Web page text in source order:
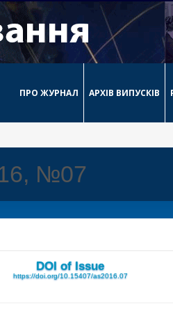
ПРО ЖУРНАЛ АРХІВ ВИПУСКІВ
№07
DOI of Issue
https://doi.org/10.15407/as2016.07